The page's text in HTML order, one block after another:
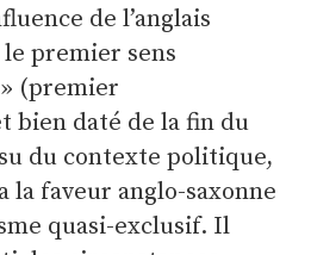
de l’anglais
premier sens
(premier
bien daté de la fin du
du contexte politique,
la faveur anglo-saxonne
quasi-exclusif. Il